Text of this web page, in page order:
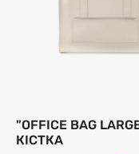
"OFFICE BAG
КІСТКА